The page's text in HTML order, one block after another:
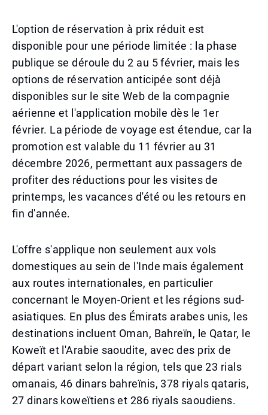
L'option de réservation à prix réduit est
disponible pour une période limitée : la phase
publique se déroule du 2 au 5 février, mais les
options de réservation anticipée sont déjà
disponibles sur le site Web de la compagnie
aérienne et l'application mobile dès le 1er
février. La période de voyage est étendue, car la
promotion est valable du 11 février au 31
décembre 2026, permettant aux passagers de
profiter des réductions pour les visites de
printemps, les vacances d'été ou les retours en
fin d'année.
L'offre s'applique non seulement aux vols
domestiques au sein de l'Inde mais également
aux routes internationales, en particulier
concernant le Moyen-Orient et les régions sud-
asiatiques. En plus des Émirats arabes unis, les
destinations incluent Oman, Bahreïn, le Qatar, le
Koweït et l'Arabie saoudite, avec des prix de
départ variant selon la région, tels que 23 rials
omanais, 46 dinars bahreïnis, 378 riyals qataris,
27 dinars koweïtiens et 286 riyals saoudiens.